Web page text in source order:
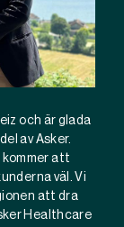
och är glada
av Asker.
att
väl. Vi
att dra
Healthcare